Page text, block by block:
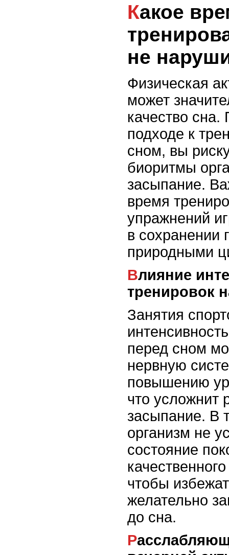
Какое время
не
Физическая
может
качество
подходе к
сном, вы
биоритмы
засыпание.
время
упражнений
в сохранении
природными
Влияние интенсивных
тренировок
Занятия
перед сном
нервную
повышению
что усложнит
засыпание. В
организм не
состояние
чтобы
желательно
до сна.
Расслабляющие упражнения для